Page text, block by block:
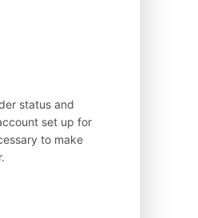
status and
set up for
to make